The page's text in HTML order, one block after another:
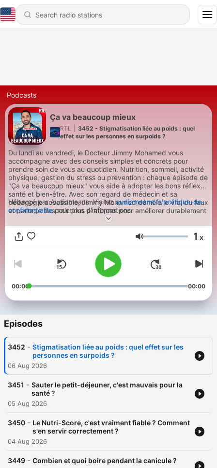
Podcasts
Ça va beaucoup mieux
RTL
3452 - Stigmatisation liée au poids : quel
effet sur les personnes en surpoids ?
Du lundi au vendredi, le Docteur Jimmy Mohamed vous
accompagne avec des conseils simples et concrets pour
prendre soin de vous au quotidien. Nutrition, sommeil, activité
physique, gestion du stress ou prévention : chaque épisode de
"Ça va beaucoup mieux" vous aide à adopter les bons réflexes
santé et bien-être. Avec son regard de médecin et sa
pédagogie accessible, Jimmy Mohamed démêle le vrai du faux
et partage des solutions pratiques pour améliorer durablement
Hébergé par Audiomeans. Visitezaudiomeans.fr/politique-de-
confidentialitepour plus d'informations.
Volume 1 x
00:00 00:00
Episodes
3452 - Stigmatisation liée au poids : quel effet sur les
personnes en surpoids ?
06 Aug 2026
3451 - Sauter le petit-déjeuner, c'est mauvais pour la
santé ?
05 Aug 2026
3450 - Le Nutri-Score, c'est vraiment fiable ? Comment
s'en servir correctement ?
04 Aug 2026
3449 - Combien et quoi boire pendant la canicule ?